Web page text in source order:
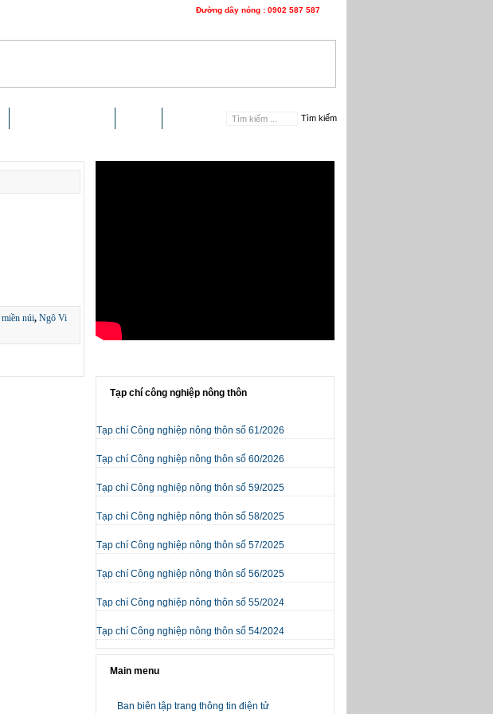
Đường dây nóng : 0902 587 587
miền núi, Ngô Vi
Tạp chí công nghiệp nông thôn
Tạp chí Công nghiệp nông thôn số 61/2026
Tạp chí Công nghiệp nông thôn số 60/2026
Tạp chí Công nghiệp nông thôn số 59/2025
Tạp chí Công nghiệp nông thôn số 58/2025
Tạp chí Công nghiệp nông thôn số 57/2025
Tạp chí Công nghiệp nông thôn số 56/2025
Tạp chí Công nghiệp nông thôn số 55/2024
Tạp chí Công nghiệp nông thôn số 54/2024
Main menu
Ban biên tập trang thông tin điện tử